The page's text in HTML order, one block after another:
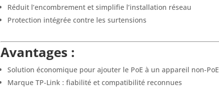
Réduit l’encombrement et simplifie l’installation réseau
Protection intégrée contre les surtensions
Avantages :
Solution économique pour ajouter le PoE à un appareil non-PoE
Marque TP-Link : fiabilité et compatibilité reconnues